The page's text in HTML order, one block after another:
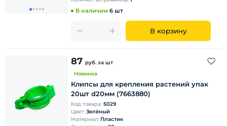
В наличии 6 шт
В корзину
87 руб. за шт
Новинка
Клипсы для крепления растений упак
20шт d20мм (7663880)
Код товара: 5029
Цвет: Зелёный
Материал: Пластик